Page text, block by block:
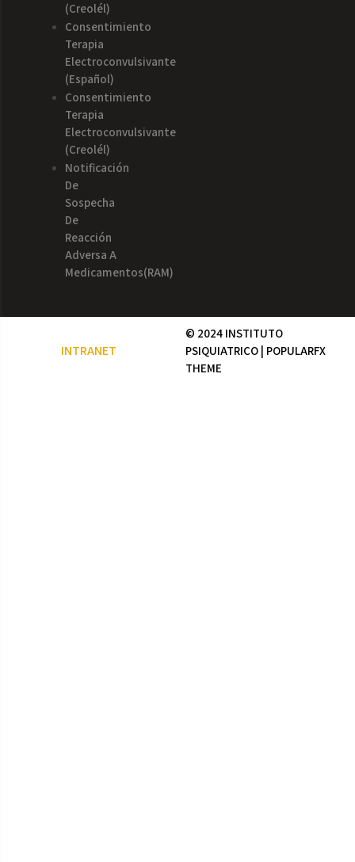
(creolél)
Consentimiento
Terapia
Electroconvulsivante
(español)
Consentimiento
Terapia
Electroconvulsivante
(creolél)
Notificación
De
Sospecha
De
Reacción
Adversa A
Medicamentos(RAM)
INTRANET
© 2024 INSTITUTO
PSIQUIATRICO | POPULARFX
THEME